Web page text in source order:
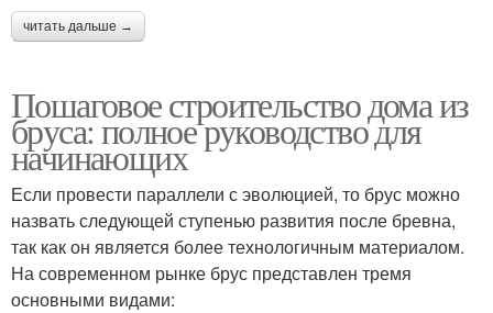
читать дальше →
Пошаговое строительство дома из
бруса: полное руководство для
начинающих
Если провести параллели с эволюцией, то брус можно
назвать следующей ступенью развития после бревна,
так как он является более технологичным материалом.
На современном рынке брус представлен тремя
основными видами: